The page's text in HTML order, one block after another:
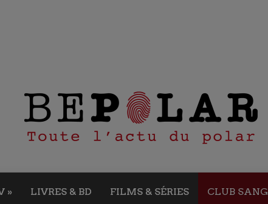
» LIVRES & BD FILMS & SÉRIES CLUB SANG